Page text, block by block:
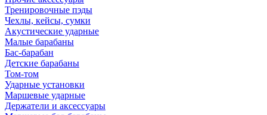
Тренировочные пэды
Чехлы, кейсы, сумки
Акустические ударные
Mалые барабаны
Бас-барабан
Детские барабаны
Том-том
Ударные установки
Маршевые ударные
Держатели и аксессуары